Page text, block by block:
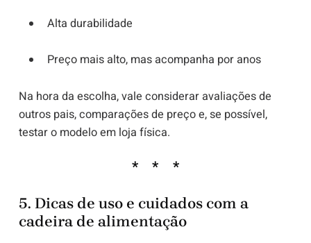
Alta durabilidade
Preço mais alto, mas acompanha por anos
Na hora da escolha, vale considerar avaliações de
outros pais, comparações de preço e, se possível,
testar o modelo em loja física.
5. Dicas de uso e cuidados com a
cadeira de alimentação